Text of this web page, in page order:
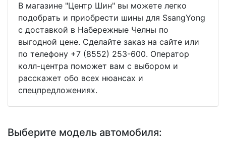
В магазине "Центр Шин" вы можете легко
подобрать и приобрести шины для SsangYong
с доставкой в Набережные Челны по
выгодной цене. Сделайте заказ на сайте или
по телефону +7 (8552) 253-600. Оператор
колл-центра поможет вам с выбором и
расскажет обо всех нюансах и
спецпредложениях.
Выберите модель автомобиля: